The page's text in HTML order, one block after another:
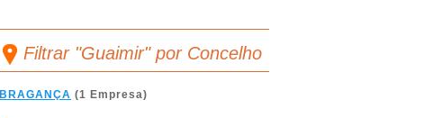
Filtrar "Guaimir" por Concelho
BRAGANÇA (1 Empresa)